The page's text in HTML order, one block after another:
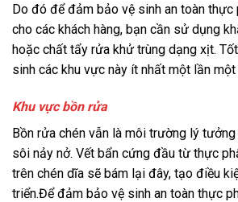
Do đó để đảm bảo vệ sinh an toàn
cho các khách hàng, bạn cần sử dụng
hoặc chất tẩy rửa khử trùng dạng xịt.
sinh các khu vực này ít nhất một lần một
Khu vực bồn rửa
Bồn rửa chén vẫn là môi trường lý
sôi nảy nở. Vết bẩn cứng đầu từ thực
trên chén dĩa sẽ bám lại đây, tạo điều
triển.Để đảm bảo vệ sinh an toàn thực